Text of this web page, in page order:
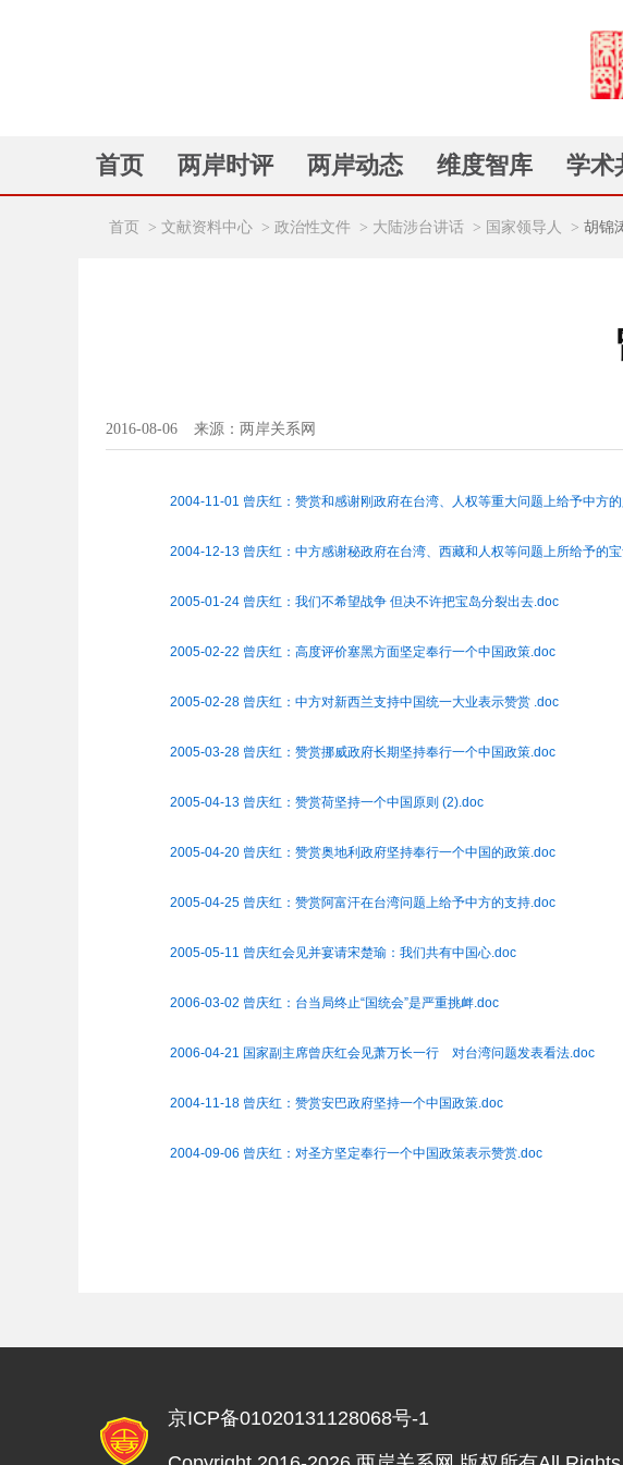
首页 两岸时评 两岸动态 维度智库 学术
首页 > 文献资料中心 > 政治性文件 > 大陆涉台讲话 > 国家领导人 > 胡锦
2016-08-06 来源：两岸关系网
2004-11-01 曾庆红：赞赏和感谢刚政府在台湾、人权等重大问题上给予中方
2004-12-13 曾庆红：中方感谢秘政府在台湾、西藏和人权等问题上所给予的
2005-01-24 曾庆红：我们不希望战争 但决不许把宝岛分裂出去.doc
2005-02-22 曾庆红：高度评价塞黑方面坚定奉行一个中国政策.doc
2005-02-28 曾庆红：中方对新西兰支持中国统一大业表示赞赏 .doc
2005-03-28 曾庆红：赞赏挪威政府长期坚持奉行一个中国政策.doc
2005-04-13 曾庆红：赞赏荷坚持一个中国原则 (2).doc
2005-04-20 曾庆红：赞赏奥地利政府坚持奉行一个中国的政策.doc
2005-04-25 曾庆红：赞赏阿富汗在台湾问题上给予中方的支持.doc
2005-05-11 曾庆红会见并宴请宋楚瑜：我们共有中国心.doc
2006-03-02 曾庆红：台当局终止“国统会”是严重挑衅.doc
2006-04-21 国家副主席曾庆红会见萧万长一行 对台湾问题发表看法.doc
2004-11-18 曾庆红：赞赏安巴政府坚持一个中国政策.doc
2004-09-06 曾庆红：对圣方坚定奉行一个中国政策表示赞赏.doc
京ICP备01020131128068号-1